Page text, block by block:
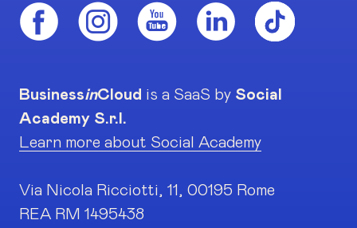
BusinessinCloud is a SaaS by Social
Academy S.r.l.
Learn more about Social Academy
Via Nicola Ricciotti, 11, 00195 Rome
REA RM 1495438